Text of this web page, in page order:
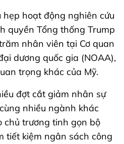
hẹp hoạt động nghiên cứu
quyền Tổng thống Trump
nhân viên tại Cơ quan
dương quốc gia (NOAA),
trọng khác của Mỹ.
đợt cắt giảm nhân sự
nhiều ngành khác
chủ trương tinh gọn bộ
tiết kiệm ngân sách công